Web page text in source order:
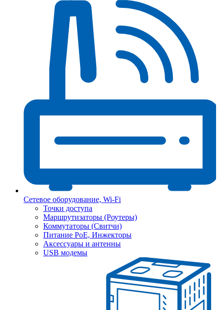
Сетевое оборудование, Wi-Fi
Точки доступа
Маршрутизаторы (Роутеры)
Коммутаторы (Свитчи)
Питание PoE, Инжекторы
Аксессуары и антенны
USB модемы